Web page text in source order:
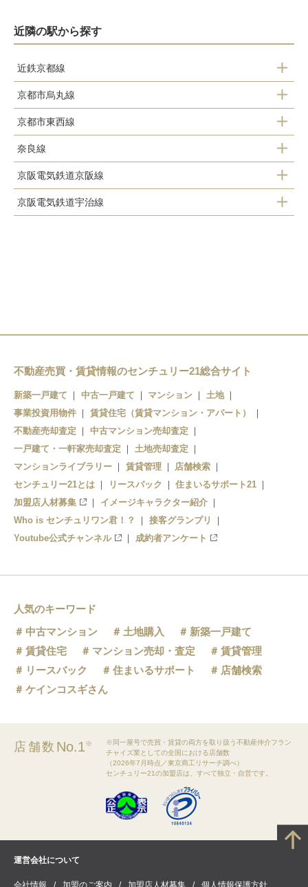
近隣の駅から探す
近鉄京都線
上鳥羽口駅
竹田駅
伏見駅
桃山御陵前駅
京都市烏丸線
くいな橋駅
竹田駅
京都市東西線
醍醐駅
石田駅
奈良線
稲荷駅
ＪＲ藤森駅
京阪電気鉄道京阪線
伏見稲荷駅
中書島駅
淀駅
京阪電気鉄道宇治線
不動産売買・賃貸情報のセンチュリー21総合サイト
新築一戸建て 中古一戸建て マンション
土地
事業投資用物件
賃貸住宅（賃貸マンション・アパート）
不動産売却査定
中古マンション売却査定
一戸建て・一軒家売却査定
土地売却査定
マンションライブラリー
賃貸管理
店舗検索
センチュリー21とは
リースバック
住まいるサポート21
加盟店人材募集
イメージキャラクター紹介
Who is センチュリワン君！？
接客グランプリ
Youtube公式チャンネル
成約者アンケート
人気のキーワード
中古マンション
土地購入
新築一戸建て
賃貸住宅
マンション売却・査定
賃貸管理
リースバック
住まいるサポート
店舗検索
ケインコスギさん
店舗数 No.1※
※同一屋号で売買・賃貸の両方を取り扱う不動産仲介フラン
チャイズ業としての全国における店舗数
（2026年7月時点／東京商工リサーチ調べ）
センチュリー21の加盟店は、すべて独立・自営です。
運営会社について
会社情報 加盟のご案内 加盟店人材募集 個人情報保護方針